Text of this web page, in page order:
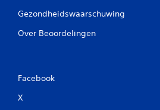
Gezondheidswaarschuwing
Over Beoordelingen
Facebook
X